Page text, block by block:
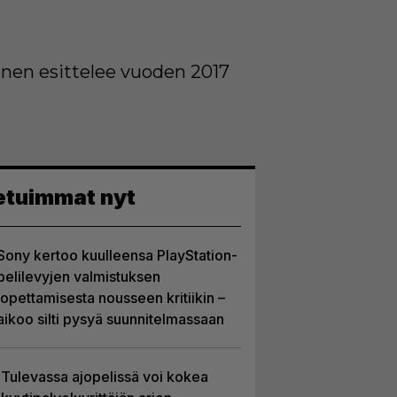
esittelee vuoden 2017
nyt
kertoo kuulleensa PlayStation-
valmistuksen
nousseen kritiikin –
silti pysyä suunnitelmassaan
Tulevassa ajopelissä voi kokea